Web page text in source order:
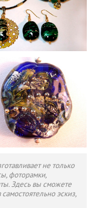
не только
фоторамки,
Здесь вы сможете
эскиз,